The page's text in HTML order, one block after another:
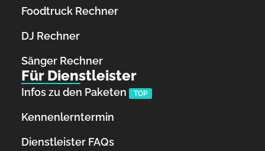
Foodtruck Rechner
DJ Rechner
Sänger Rechner
Für Dienstleister
Infos zu den Paketen TOP
Kennenlerntermin
Dienstleister FAQs